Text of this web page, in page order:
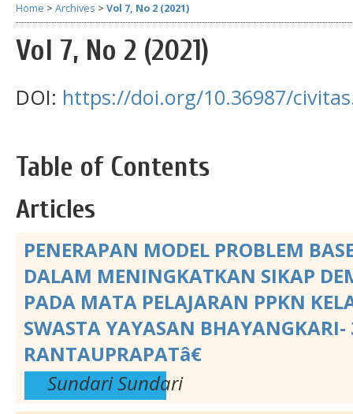
Home > Archives > Vol 7, No 2 (2021)
Vol 7, No 2 (2021)
DOI: https://doi.org/10.36987/
Table of Contents
Articles
PENERAPAN MODEL PROBLEM
DALAM MENINGKATKAN SIKAP
PADA MATA PELAJARAN PPKN
SWASTA YAYASAN BHAYANGKARI-
RANTAUPRAPATâ€
Sundari Sundari